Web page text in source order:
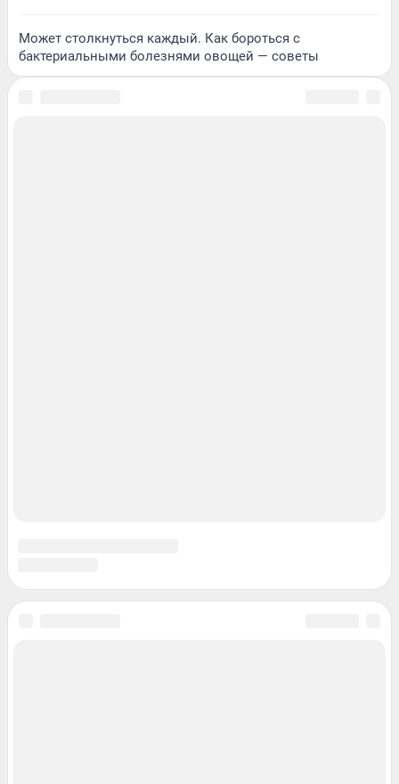
Может столкнуться каждый. Как бороться с
бактериальными болезнями овощей — советы